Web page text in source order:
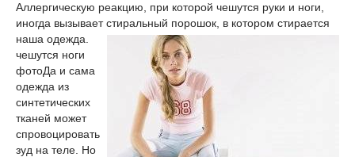
Аллергическую реакцию, при которой чешутся руки и ноги,
иногда вызывает стиральный порошок, в котором стирается
наша одежда.
чешутся ноги
фотоДа и сама
одежда из
синтетических
тканей может
спровоцировать
зуд на теле. Но